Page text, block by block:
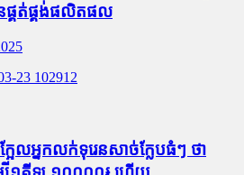
ផ្គត់ផ្គង់ផលិតផល
អែលអ្នកលក់ទុរេនសាច់ក្លែបធំៗ ថា